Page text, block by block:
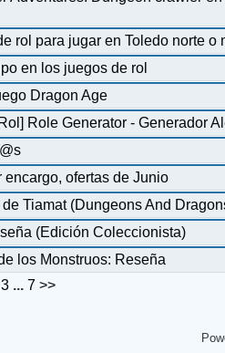
rol para jugar en Toledo norte o
en los juegos de rol
Dragon Age
Role Generator - Generador
encargo, ofertas de Junio
Tiamat (Dungeons And
(Edición Coleccionista)
los Monstruos: Reseña
3 ... 7 >>